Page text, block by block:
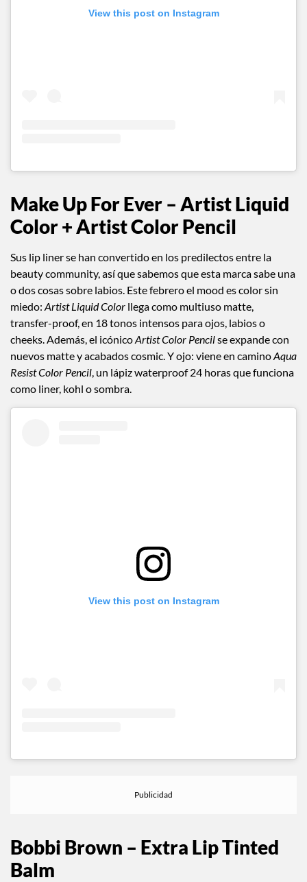
View this post on Instagram
Make Up For Ever – Artist Liquid
Color + Artist Color Pencil
Sus lip liner se han convertido en los predilectos entre la
beauty community, así que sabemos que esta marca sabe una
o dos cosas sobre labios. Este febrero el mood es color sin
miedo: Artist Liquid Color llega como multiuso matte,
transfer-proof, en 18 tonos intensos para ojos, labios o
cheeks. Además, el icónicoArtist Color Pencilse expande con
nuevos matte y acabados cosmic. Y ojo: viene en caminoAqua
Resist Color Pencil, un lápiz waterproof 24 horas que funciona
como liner, kohl o sombra.
View this post on Instagram
Bobbi Brown – Extra Lip Tinted
Balm